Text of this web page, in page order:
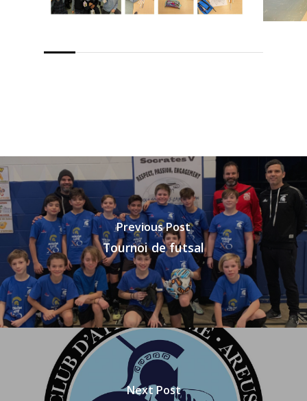
Previous Post
Tournoi de futsal
Next Post